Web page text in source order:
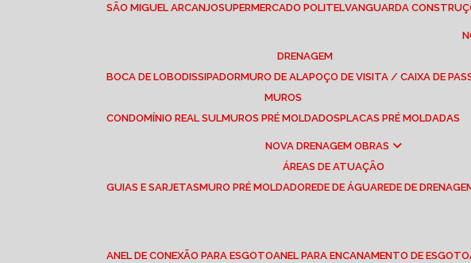
SÃO MIGUEL ARCANJO SUPERMERCADO POLITEL VANGUARDA
DRENAGEM
BOCA DE LOBO DISSIPADOR MURO DE ALA POÇO DE VISITA / CAIXA DE
MUROS
CONDOMÍNIO REAL SUL
MUROS PRÉ MOLDADOS PLACAS PRÉ MOLDADAS
NOVA DRENAGEM OBRAS
ÁREAS DE ATUAÇÃO
GUIAS E SARJETAS
MURO PRÉ MOLDADO REDE DE ÁGUA REDE DE
ANEL DE CONEXÃO PARA ESGOTO ANEL PARA ENCANAMENTO DE ESGOTO